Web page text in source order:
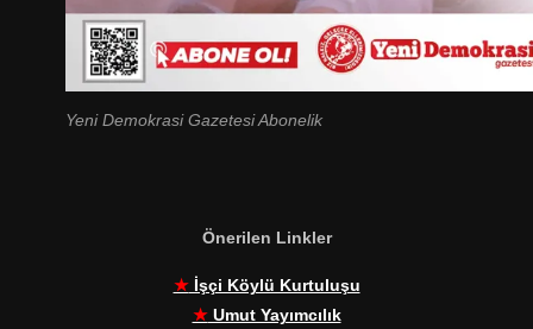
Yeni Demokrasi Gazetesi Abonelik
Önerilen Linkler
★İşçi Köylü Kurtuluşu
★Umut Yayımcılık